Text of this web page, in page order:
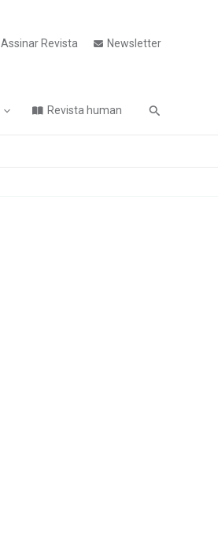
Assinar Revista Newsletter
Revista human Pesquisa